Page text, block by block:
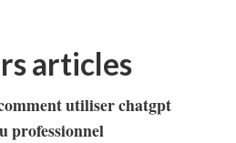
articles
utiliser chatgpt
professionnel